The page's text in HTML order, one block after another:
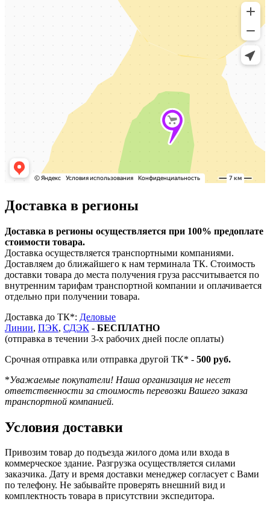
Доставка в регионы
Доставка в регионы осуществляется при 100% предоплате
стоимости товара.
Доставка осуществляется транспортными компаниями.
Доставляем до ближайшего к нам терминала ТК. Стоимость
доставки товара до места получения груза рассчитывается по
внутренним тарифам транспортной компании и оплачивается
отдельно при получении товара.
Доставка до ТК*: Деловые
Линии, ПЭК, СДЭК - БЕСПЛАТНО
(отправка в течении 3-х рабочих дней после оплаты)
Срочная отправка или отправка другой ТК* - 500 руб.
*Уважаемые покупатели! Наша организация не несет
ответственности за стоимость перевозки Вашего заказа
транспортной компанией.
Условия доставки
Привозим товар до подъезда жилого дома или входа в
коммерческое здание. Разгрузка осуществляется силами
заказчика. Дату и время доставки менеджер согласует с Вами
по телефону. Не забывайте проверять внешний вид и
комплектность товара в присутствии экспедитора.